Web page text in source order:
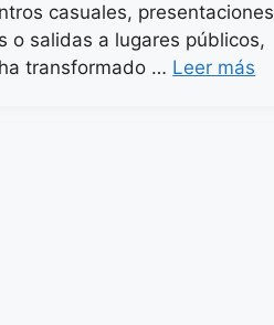
casuales, presentaciones
o salidas a lugares públicos,
transformado … Leer más